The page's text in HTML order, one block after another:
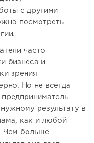
с другими
посмотреть
часто
бизнеса и
зрения
Но не всегда
результату в
как и любой
Чем больше